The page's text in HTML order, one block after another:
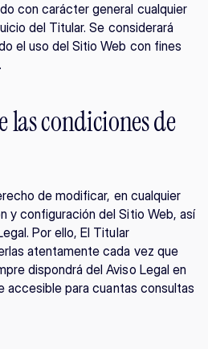
con carácter general cualquier
del Titular. Se considerará
el uso del Sitio Web con fines
condiciones de
de modificar, en cualquier
y configuración del Sitio Web, así
Por ello, El Titular
atentamente cada vez que
dispondrá del Aviso Legal en
accesible para cuantas consultas